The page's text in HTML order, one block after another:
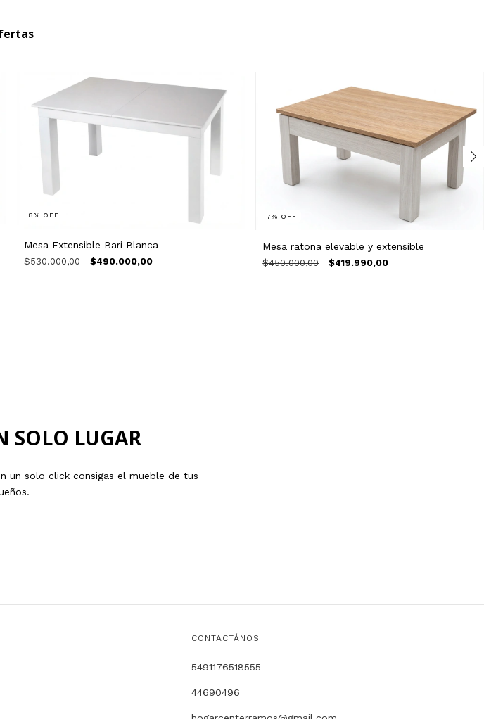
8% OFF
Mesa Extensible Bari Blanca
$530.000,00 $490.000,00
7% OFF
Mesa ratona elevable y extensible
$450.000,00 $419.990,00
SOLO LUGAR
un solo click consigas el mueble de tus
CONTACTÁNOS
5491176518555
44690496